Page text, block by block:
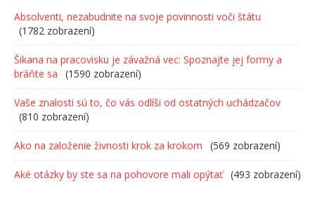
Absolventi, nezabudnite na svoje povinnosti voči štátu
(1782 zobrazení)
Šikana na pracovisku je závažná vec: Spoznajte jej formy a
bráňte sa
(1590 zobrazení)
Vaše znalosti sú to, čo vás odlíši od ostatných uchádzačov
(810 zobrazení)
Ako na založenie živnosti krok za krokom (569 zobrazení)
Aké otázky by ste sa na pohovore mali opýtať (493 zobrazení)